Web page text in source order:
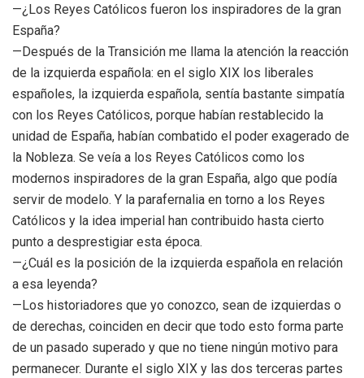
—¿Los Reyes Católicos fueron los inspiradores de la gran
España?
—Después de la Transición me llama la atención la reacción
de la izquierda española: en el siglo XIX los liberales
españoles, la izquierda española, sentía bastante simpatía
con los Reyes Católicos, porque habían restablecido la
unidad de España, habían combatido el poder exagerado de
la Nobleza. Se veía a los Reyes Católicos como los
modernos inspiradores de la gran España, algo que podía
servir de modelo. Y la parafernalia en torno a los Reyes
Católicos y la idea imperial han contribuido hasta cierto
punto a desprestigiar esta época.
—¿Cuál es la posición de la izquierda española en relación
a esa leyenda?
—Los historiadores que yo conozco, sean de izquierdas o
de derechas, coinciden en decir que todo esto forma parte
de un pasado superado y que no tiene ningún motivo para
permanecer. Durante el siglo XIX y las dos terceras partes